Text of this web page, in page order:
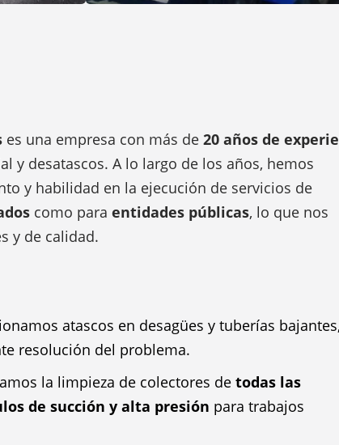
es una empresa con más de 20 años de
y desatascos. A lo largo de los años, hemos
y habilidad en la ejecución de servicios de
como para entidades públicas, lo que nos
y de calidad.
atascos en desagües y tuberías bajantes,
resolución del problema.
la limpieza de colectores de todas las
de succión y alta presión para trabajos